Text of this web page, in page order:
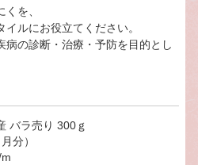
を、
ルにお役立てください。
の診断・治療・予防を目的とし
バラ売り 300ｇ
分）